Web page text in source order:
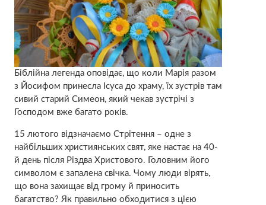
Біблійна легенда оповідає, що коли Марія разом
з Йосифом принесла Ісуса до храму, їх зустрів там
сивий старий Симеон, який чекав зустрічі з
Господом вже багато років.
15 лютого відзначаємо Стрітення – одне з
найбільших християнських свят, яке настає на 40-
й день після Різдва Христового. Головним його
символом є запалена свічка. Чому люди вірять,
що вона захищає від грому й приносить
багатство? Як правильно обходитися з цією